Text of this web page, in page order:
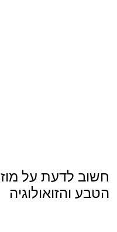
חשוב לדעת על
הטבע והזואולוגיה